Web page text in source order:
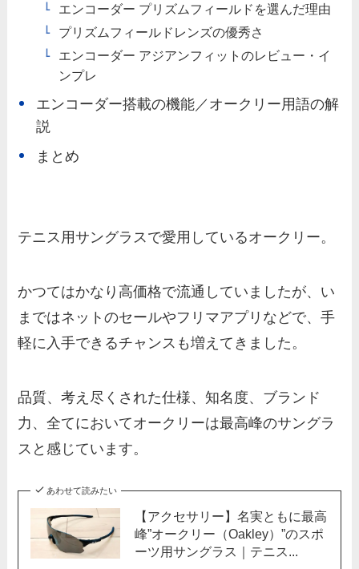
エンコーダー プリズムフィールドを選んだ理由
プリズムフィールドレンズの優秀さ
エンコーダー アジアンフィットのレビュー・イ
ンプレ
エンコーダー搭載の機能／オークリー用語の解
説
まとめ
テニス用サングラスで愛用しているオークリー。
かつてはかなり高価格で流通していましたが、い
まではネットのセールやフリマアプリなどで、手
軽に入手できるチャンスも増えてきました。
品質、考え尽くされた仕様、知名度、ブランド
力、全てにおいてオークリーは最高峰のサングラ
スと感じています。
あわせて読みたい
【アクセサリー】名実ともに最高
峰”オークリー（Oakley）”のスポ
ーツ用サングラス｜テニス...